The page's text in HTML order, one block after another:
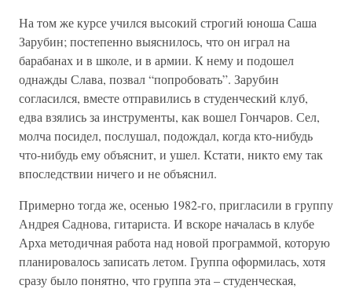
На том же курсе учился высокий строгий юноша Саша
Зарубин; постепенно выяснилось, что он играл на
барабанах и в школе, и в армии. К нему и подошел
однажды Слава, позвал “попробовать”. Зарубин
согласился, вместе отправились в студенческий клуб,
едва взялись за инструменты, как вошел Гончаров. Сел,
молча посидел, послушал, подождал, когда кто-нибудь
что-нибудь ему объяснит, и ушел. Кстати, никто ему так
впоследствии ничего и не объяснил.
Примерно тогда же, осенью 1982-го, пригласили в группу
Андрея Саднова, гитариста. И вскоре началась в клубе
Арха методичная работа над новой программой, которую
планировалось записать летом. Группа оформилась, хотя
сразу было понятно, что группа эта – студенческая,